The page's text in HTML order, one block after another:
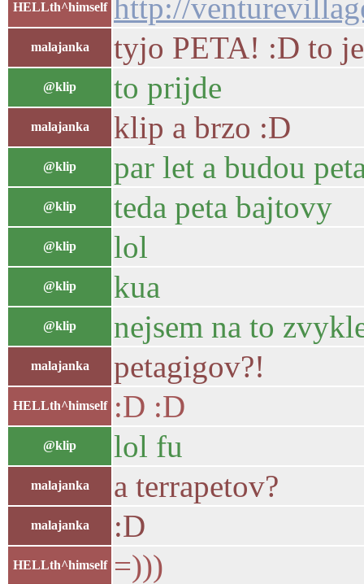
HELLth^himself http://
malajanka tyjo PETA! :D to
@klip to prijde
malajanka klip a brzo :D
@klip par let a budou
@klip teda peta bajtovy
@klip lol
@klip kua
@klip nejsem na to
malajanka petagigov?!
HELLth^himself :D :D
@klip lol fu
malajanka a terrapetov?
malajanka :D
HELLth^himself =)))